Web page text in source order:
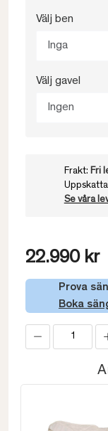
Välj ben
Inga
Välj gavel
Ingen
Frakt: Fri
Se våra
22.990 kr
Prova
Boka